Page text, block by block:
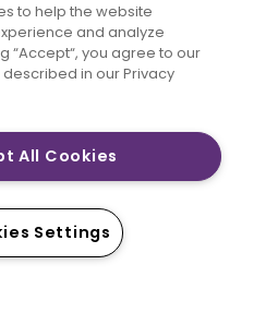
Introduzca la
son marcas comerciales
o sus filiales. Todos los
to help the website
and analyze
“Accept“, you agree to our
in our Privacy
All Cookies
Settings